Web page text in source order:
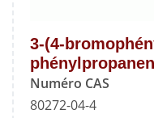
3-(4-
Numéro CAS
80272-04-4